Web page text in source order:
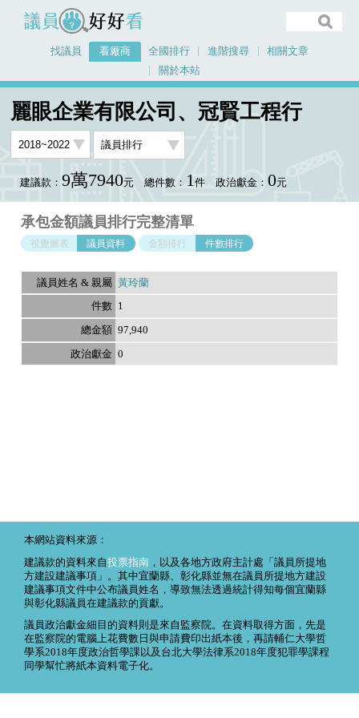
議員好好看
找議員 看廠商 全國排行 進階搜尋
相關文章
關於本站
麗眼企業有限公司、冠賢工程行
建議款： 9萬7940元 總件數： 1件 政治獻金： 0元
承包金額議員排行完整清單
視覺圖表 議員資料 金額排行 件數排行
黃玲蘭
1
97,940
0
本網站資料來源：
建議款的資料來自投票指南 ，以及各地方政府主計處「議員所提地
方建設建議事項」。其中宜蘭縣、彰化縣並無在議員所提地方建設
建議事項文件中公布議員姓名，導致無法透過統計得知每個宜蘭縣
與彰化縣議員在建議款的貢獻。
議員政治獻金細目的資料則是來自監察院。在資料取得方面，先是
在監察院的電腦上花費數日與申請費印出紙本後，再請輔仁大學哲
學系2018年度政治哲學課以及台北大學法律系2018年度犯罪學課程
同學幫忙將紙本資料電子化。